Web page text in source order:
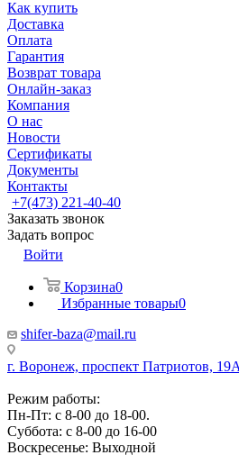
Как купить
Доставка
Оплата
Гарантия
Возврат товара
Онлайн-заказ
Компания
О нас
Новости
Сертификаты
Документы
Контакты
+7(473) 221-40-40
Заказать звонок
Задать вопрос
Войти
Корзина0
Избранные товары0
shifer-baza@mail.ru
г. Воронеж, проспект Патриотов, 19А
Режим работы:
Пн-Пт: с 8-00 до 18-00.
Суббота: с 8-00 до 16-00
Воскресенье: Выходной